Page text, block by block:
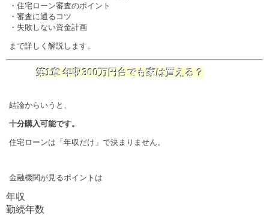
・住宅ローン審査のポイント
・審査に通るコツ
・失敗しない資金計画
まで詳しく解説します。
第1章 年収300万円台でも家は買える？
結論からいうと、
十分購入可能です。
住宅ローンは「年収だけ」で決まりません。
金融機関が見るポイントは
年収
勤続年数